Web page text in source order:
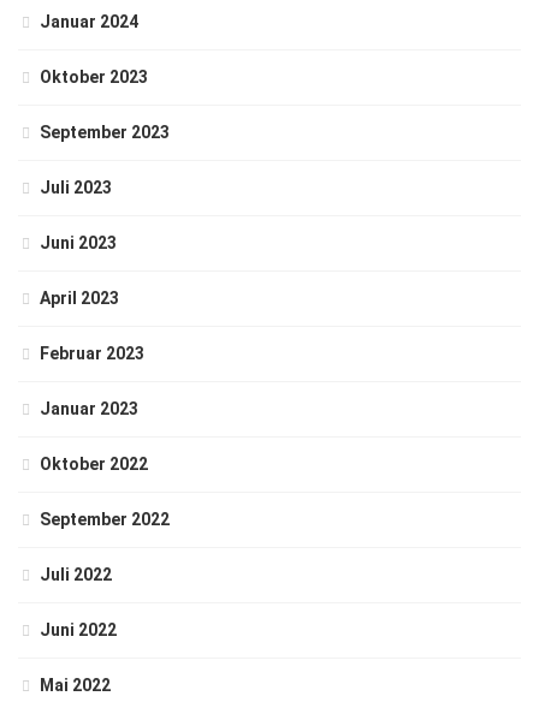
Januar 2024
Oktober 2023
September 2023
Juli 2023
Juni 2023
April 2023
Februar 2023
Januar 2023
Oktober 2022
September 2022
Juli 2022
Juni 2022
Mai 2022